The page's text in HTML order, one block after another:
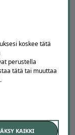
koskee tätä
perustella
tätä tai muuttaa
KAIKKI